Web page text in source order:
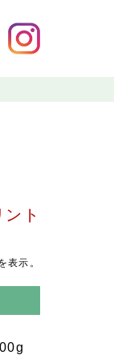
ト
表示。